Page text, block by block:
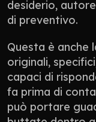
desiderio,
di preventivo.
Questa è anche
originali,
capaci di
fa prima di
può portare